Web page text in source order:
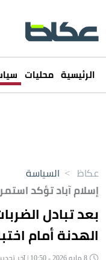
الرئيسية محليات
عكاظ > السياسة
إسلام آباد تؤكد
بعد تبادل
الهدنة أمام